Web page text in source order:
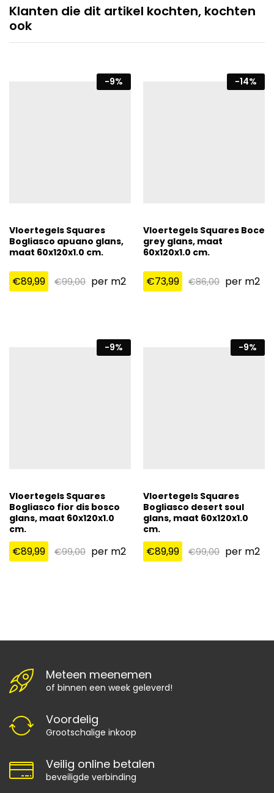
Klanten die dit artikel kochten, kochten
ook
-9%
Vloertegels Squares
Bogliasco apuano glans,
maat 60x120x1.0 cm.
€89,99 €99,00 per m2
-14%
Vloertegels Squares Boce
grey glans, maat
60x120x1.0 cm.
€73,99 €86,00 per m2
-9%
Vloertegels Squares
Bogliasco fior dis bosco
glans, maat 60x120x1.0
cm.
€89,99 €99,00 per m2
-9%
Vloertegels Squares
Bogliasco desert soul
glans, maat 60x120x1.0
cm.
€89,99 €99,00 per m2
Meteen meenemen
of binnen een week geleverd!
Voordelig
Grootschalige inkoop
Veilig online betalen
beveiligde verbinding